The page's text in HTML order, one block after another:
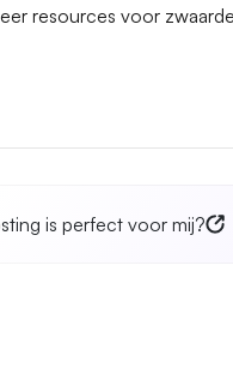
resources voor
is perfect voor mij?